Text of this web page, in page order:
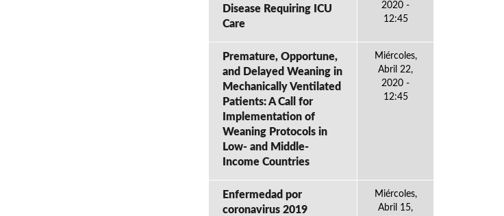
Disease Requiring ICU
Care
2020 -
12:45
Premature, Opportune,
and Delayed Weaning in
Mechanically Ventilated
Patients: A Call for
Implementation of
Weaning Protocols in
Low- and Middle-
Income Countries
Miércoles,
Abril 22,
2020 -
12:45
Enfermedad por
coronavirus 2019
Miércoles,
Abril 15,